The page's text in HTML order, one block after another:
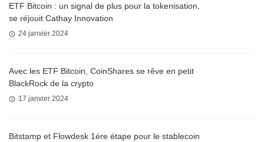
ETF Bitcoin : un signal de plus pour la tokenisation,
se réjouit Cathay Innovation
24 janvier 2024
Avec les ETF Bitcoin, CoinShares se rêve en petit
BlackRock de la crypto
17 janvier 2024
Bitstamp et Flowdesk 1ère étape pour le stablecoin